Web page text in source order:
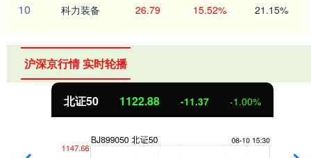
10 科力装备 26.79 15.52% 21.15%
沪深京行情 实时轮播
北证50 1122.88 -11.37 -1.00%